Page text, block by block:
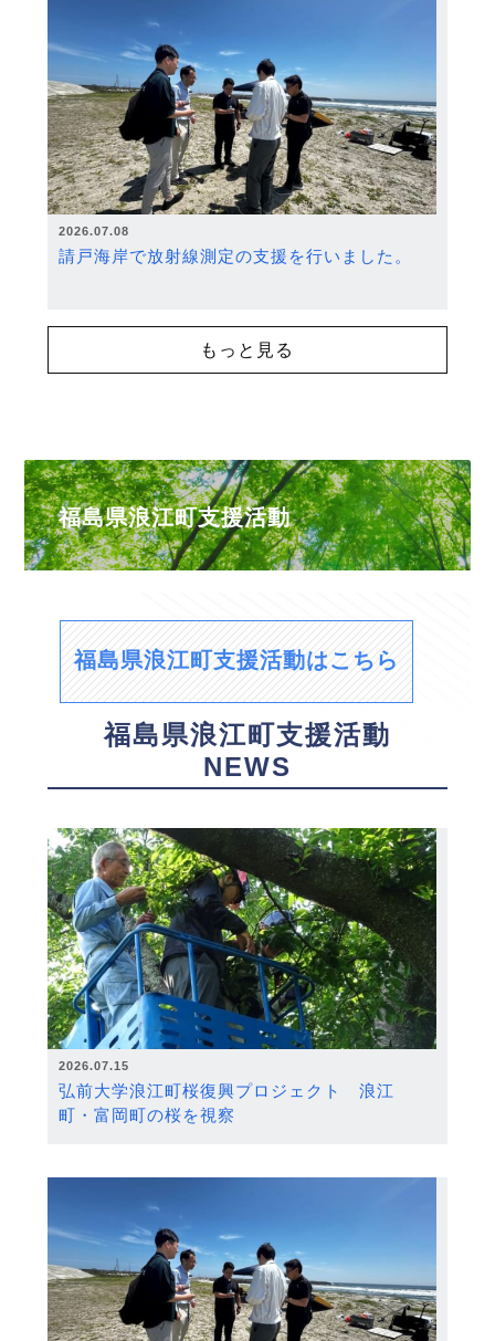
2026.07.08
請戸海岸で放射線測定の支援を行いました。
もっと見る
福島県浪江町支援活動
福島県浪江町支援活動はこちら
福島県浪江町支援活動
NEWS
2026.07.15
弘前大学浪江町桜復興プロジェクト 浪江
町・富岡町の桜を視察